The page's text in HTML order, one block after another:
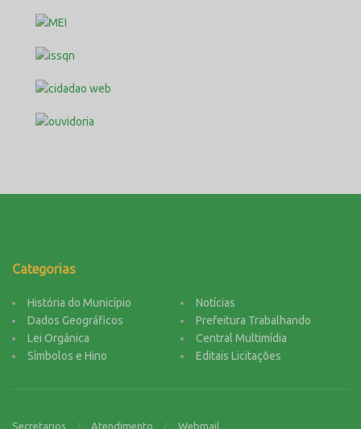
Categorias
História do Município
Dados Geográficos
Lei Orgânica
Símbolos e Hino
Notícias
Prefeitura Trabalhando
Central Multimídia
Editais Licitações
Secretarios Atendimento Webmail